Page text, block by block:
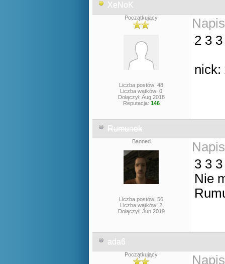
XeNoK
Początkujący
Liczba postów: 48
Liczba wątków: 0
Dołączył: Aug 2018
Reputacja: 146
2 3 3
Rumunek
Banned
Liczba postów: 56
Liczba wątków: 2
Dołączył: Jun 2019
3 3 3
Nie
ada6
Początkujący